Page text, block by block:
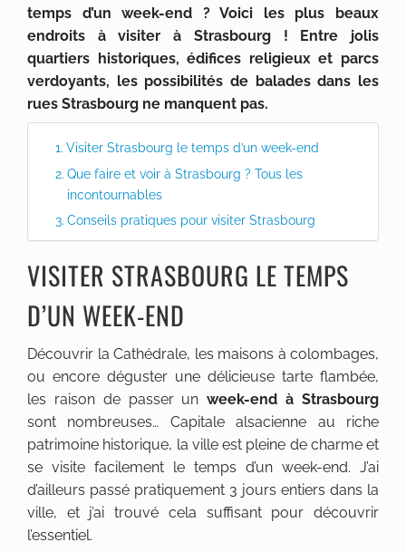
temps d’un week-end ? Voici les plus beaux
endroits à visiter à Strasbourg ! Entre jolis
quartiers historiques, édifices religieux et parcs
verdoyants, les possibilités de balades dans les
rues Strasbourg ne manquent pas.
Visiter Strasbourg le temps d’un week-end
Que faire et voir à Strasbourg ? Tous les
incontournables
Conseils pratiques pour visiter Strasbourg
VISITER STRASBOURG LE TEMPS
D’UN WEEK-END
Découvrir la Cathédrale, les maisons à colombages,
ou encore déguster une délicieuse tarte flambée,
les raison de passer unweek-end à Strasbourg
sont nombreuses… Capitale alsacienne au riche
patrimoine historique, la ville est pleine de charme et
se visite facilement le temps d’un week-end. J’ai
d’ailleurs passé pratiquement 3 jours entiers dans la
ville, et j’ai trouvé cela suffisant pour découvrir
l’essentiel.